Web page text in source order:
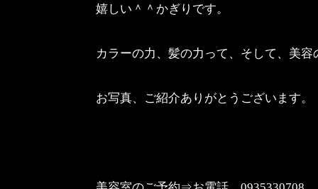
嬉しい＾＾かぎりです。
カラーの力、髪の力って、そして、美
お写真、ご紹介ありがとうございます。